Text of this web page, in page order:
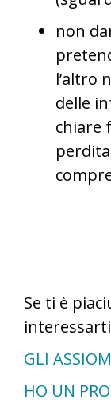
non
l’altro
delle
chiare
Se ti è
GLI
HO UN